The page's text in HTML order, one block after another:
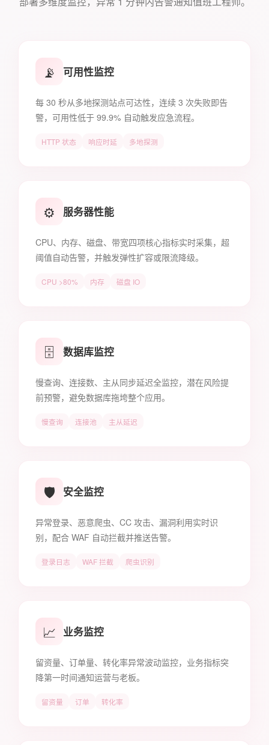
📡 可用性监控
每 30 秒从多地探测站点可达性，连续 3 次失败即告
警，可用性低于 99.9% 自动触发应急流程。
HTTP 状态 响应时延 多地探测
⚙️ 服务器性能
CPU、内存、磁盘、带宽四项核心指标实时采集，超
阈值自动告警，并触发弹性扩容或限流降级。
CPU >80% 内存 磁盘 IO
🗄️ 数据库监控
慢查询、连接数、主从同步延迟全监控，潜在风险提
前预警，避免数据库拖垮整个应用。
慢查询 连接池 主从延迟
🛡️ 安全监控
异常登录、恶意爬虫、CC 攻击、漏洞利用实时识
别，配合 WAF 自动拦截并推送告警。
登录日志 WAF 拦截 爬虫识别
📈 业务监控
留资量、订单量、转化率异常波动监控，业务指标突
降第一时间通知运营与老板。
留资量 订单 转化率